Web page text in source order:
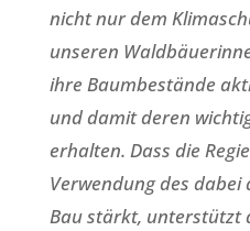
nicht nur dem
unseren
ihre Baumbestände
und damit deren
erhalten. Dass die
Verwendung des
Bau stärkt, unterstützt